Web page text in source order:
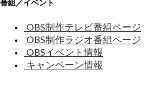
番組／イベント
OBS制作テレビ番組ページ
OBS制作ラジオ番組ページ
OBSイベント情報
キャンペーン情報